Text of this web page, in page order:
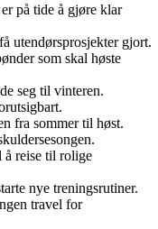
på tide å gjøre klar
utendørsprosjekter gjort.
som skal høste
seg til vinteren.
fra sommer til høst.
å reise til rolige
nye treningsrutiner.
travel for